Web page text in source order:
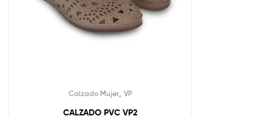
Calzado Mujer, VP
CALZADO PVC VP2